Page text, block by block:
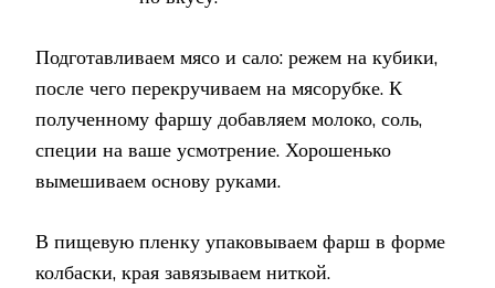
Подготавливаем мясо и сало: режем на кубики,
после чего перекручиваем на мясорубке. К
полученному фаршу добавляем молоко, соль,
специи на ваше усмотрение. Хорошенько
вымешиваем основу руками.
В пищевую пленку упаковываем фарш в форме
колбаски, края завязываем ниткой.